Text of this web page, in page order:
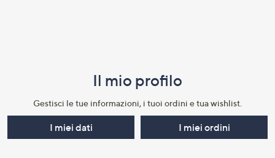
Il mio profilo​
Gestisci le tue informazioni, i tuoi ordini e tua wishlist.​
I miei dati I miei ordini